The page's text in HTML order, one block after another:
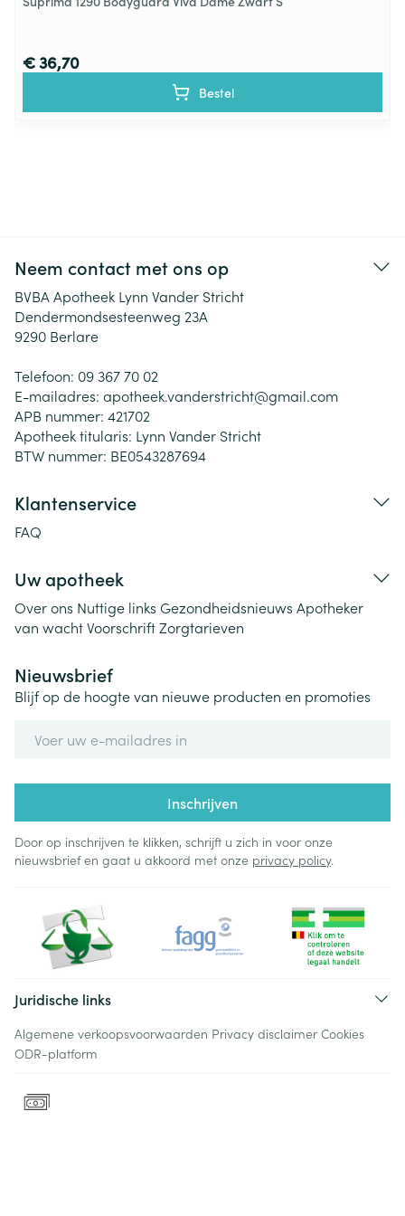
€ 36,70
Bestel
Neem contact met ons op
BVBA Apotheek Lynn Vander Stricht
Dendermondsesteenweg 23A
9290 Berlare
Telefoon: 09 367 70 02
E-mailadres: apotheek.vanderstricht@gmail.com
APB nummer: 421702
Apotheek titularis: Lynn Vander Stricht
BTW nummer: BE0543287694
Klantenservice
FAQ
Uw apotheek
Over ons Nuttige links Gezondheidsnieuws Apotheker
van wachtVoorschriftZorgtarieven
Nieuwsbrief
Blijf op de hoogte van nieuwe producten en promoties
Inschrijven
Door op inschrijven te klikken, schrijft u zich in voor onze
nieuwsbrief en gaat u akkoord met onze privacy policy.
Juridische links
Algemene verkoopsvoorwaarden Privacy disclaimer Cookies
ODR-platform